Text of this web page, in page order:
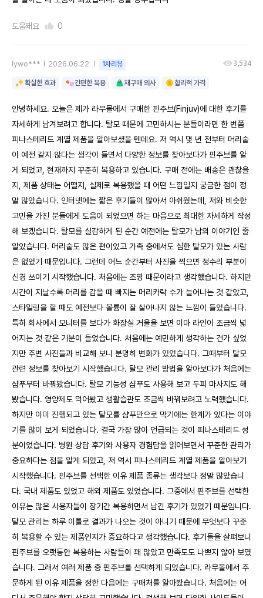
도움돼요 0
lywo*** 2026.06.22 1차리뷰 3,534
확실한 효과 간편한 복용 재구매 의사 합리적 가격
안녕하세요. 오늘은 제가 라무몰에서 구매한 핀주브(Finjuv)에 대한 후기를
자세하게 남겨보려고 합니다. 탈모 때문에 고민하시는 분들이라면 한 번쯤
피나스테리드 계열 제품을 알아보셨을 텐데요. 저 역시 몇 년 전부터 머리숱
이 예전 같지 않다는 생각이 들면서 다양한 정보를 찾아보다가 핀주브를 알
게 되었고, 현재까지 꾸준히 복용하고 있습니다. 구매 전에는 배송은 괜찮을
지, 제품 상태는 어떨지, 실제로 복용했을 때 어떤 느낌일지 궁금한 점이 정
말 많았습니다. 인터넷에는 짧은 후기들이 많아서 아쉬웠는데, 저와 비슷한
고민을 가진 분들에게 도움이 되었으면 하는 마음으로 최대한 자세하게 작성
해 보겠습니다. 탈모를 실감하게 된 순간 예전에는 탈모가 남의 이야기인 줄
알았습니다. 머리숱도 많은 편이었고 가족 중에서도 심한 탈모가 있는 사람
은 없었기 때문입니다. 그런데 어느 순간부터 사진을 찍으면 정수리 부분이
신경 쓰이기 시작했습니다. 처음에는 조명 때문이라고 생각했습니다. 하지만
시간이 지날수록 머리를 감을 때 빠지는 머리카락 수가 늘어나는 것 같았고,
스타일링을 할 때도 예전보다 볼륨이 잘 살아나지 않는 느낌이 들었습니다.
특히 회사에서 모니터를 보다가 화장실 거울을 보면 이마 라인이 조금씩 넓
어지는 것 같은 기분이 들었습니다. 처음에는 예민하게 생각하는 건가 싶었
지만 주변 사진들과 비교해 보니 분명히 변화가 있었습니다. 그때부터 탈모
관련 정보를 찾아보기 시작했습니다. 탈모 관리 방법을 알아보다가 처음에는
샴푸부터 바꿔봤습니다. 탈모 기능성 샴푸도 사용해 보고 두피 마사지도 해
봤습니다. 영양제도 먹어봤고 생활습관도 조금씩 바꿔보려고 노력했습니다.
하지만 이미 진행되고 있는 탈모를 샴푸만으로 막기에는 한계가 있다는 이야
기를 많이 보게 되었습니다. 결국 가장 많이 언급되는 것이 피나스테리드 성
분이었습니다. 병원 상담 후기와 사용자 경험담을 읽어보면서 꾸준한 관리가
중요하다는 점을 알게 되었고, 저 역시 피나스테리드 계열 제품을 알아보기
시작했습니다. 핀주브를 선택한 이유 제품 종류는 생각보다 정말 많았습니
다. 국내 제품도 있었고 해외 제품도 있었습니다. 그중에서 핀주브를 선택한
이유는 많은 사용자들이 장기간 복용하면서 남긴 후기가 있었기 때문입니다.
탈모 관리는 하루 이틀로 결과가 나오는 것이 아니기 때문에 무엇보다 꾸준
히 복용할 수 있는 제품인지가 중요하다고 생각했습니다. 후기들을 살펴보니
핀주브를 오랫동안 복용하는 사람들이 꽤 많았고 만족도도 나쁘지 않아 보였
습니다. 그래서 여러 제품 중 핀주브를 선택하게 되었습니다. 라무몰에서 주
문하게 된 이유 제품을 정한 다음에는 구매처를 알아봤습니다. 처음에는 어